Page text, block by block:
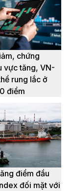
chứng
vực tăng, VN-
rung lắc ở
điểm
điểm đầu
đối mặt với